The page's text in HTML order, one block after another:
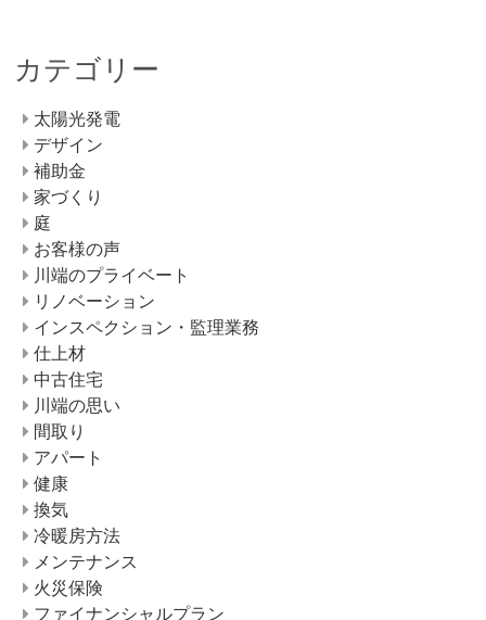
カテゴリー
太陽光発電
デザイン
補助金
家づくり
庭
お客様の声
川端のプライベート
リノベーション
インスペクション・監理業務
仕上材
中古住宅
川端の思い
間取り
アパート
健康
換気
冷暖房方法
メンテナンス
火災保険
ファイナンシャルプラン